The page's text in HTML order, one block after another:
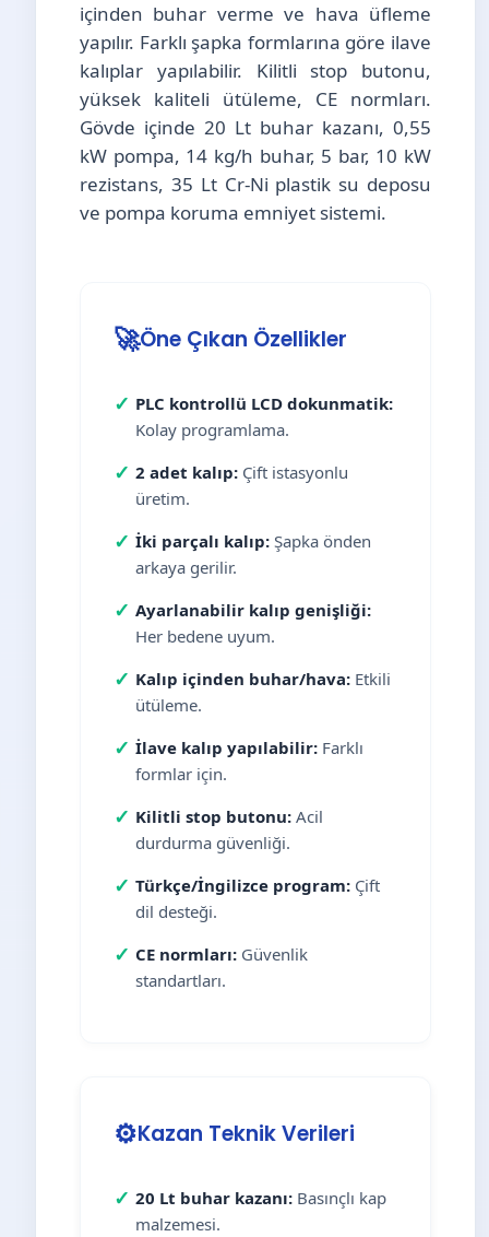
içinden buhar verme ve hava üfleme
yapılır. Farklı şapka formlarına göre ilave
kalıplar yapılabilir. Kilitli stop butonu,
yüksek kaliteli ütüleme, CE normları.
Gövde içinde 20 Lt buhar kazanı, 0,55
kW pompa, 14 kg/h buhar, 5 bar, 10 kW
rezistans, 35 Lt Cr-Ni plastik su deposu
ve pompa koruma emniyet sistemi.
🚀Öne Çıkan Özellikler
✓ PLC kontrollü LCD dokunmatik:
Kolay programlama.
✓ 2 adet kalıp: Çift istasyonlu
üretim.
✓ İki parçalı kalıp: Şapka önden
arkaya gerilir.
✓ Ayarlanabilir kalıp genişliği:
Her bedene uyum.
✓ Kalıp içinden buhar/hava: Etkili
ütüleme.
✓ İlave kalıp yapılabilir: Farklı
formlar için.
✓ Kilitli stop butonu: Acil
durdurma güvenliği.
✓ Türkçe/İngilizce program: Çift
dil desteği.
✓ CE normları: Güvenlik
standartları.
⚙️Kazan Teknik Verileri
✓ 20 Lt buhar kazanı: Basınçlı kap
malzemesi.